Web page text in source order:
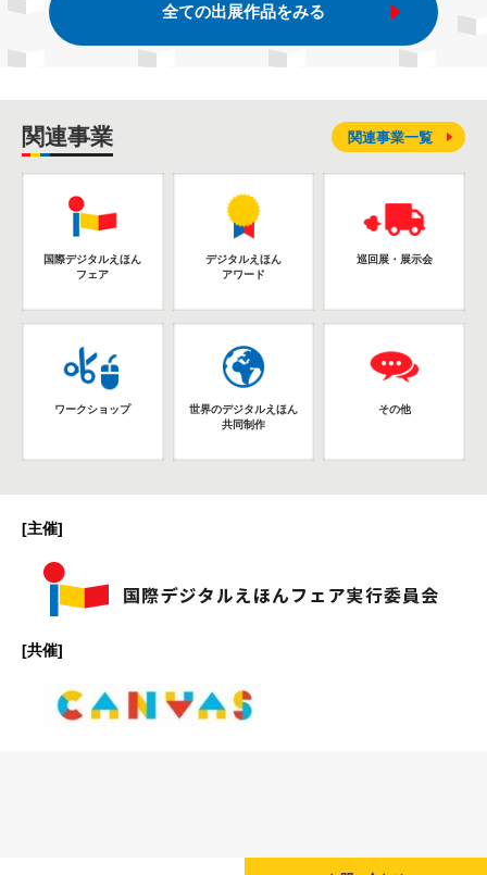
全ての出展作品をみる
関連事業
国際デジタルえほん
フェア
デジタルえほん
アワード
巡回展・展示会
ワークショップ
世界のデジタルえほん
共同制作
その他
関連事業一覧
[主催]
[共催]